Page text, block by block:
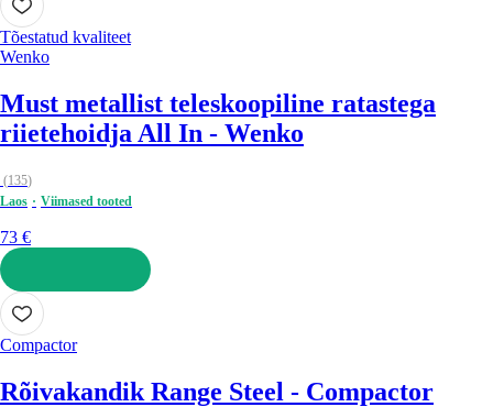
Tõestatud kvaliteet
Wenko
Must metallist teleskoopiline ratastega
riietehoidja All In - Wenko
(135)
Laos
Viimased tooted
73 €
LISA OSTUKORVI
Compactor
Rõivakandik Range Steel - Compactor